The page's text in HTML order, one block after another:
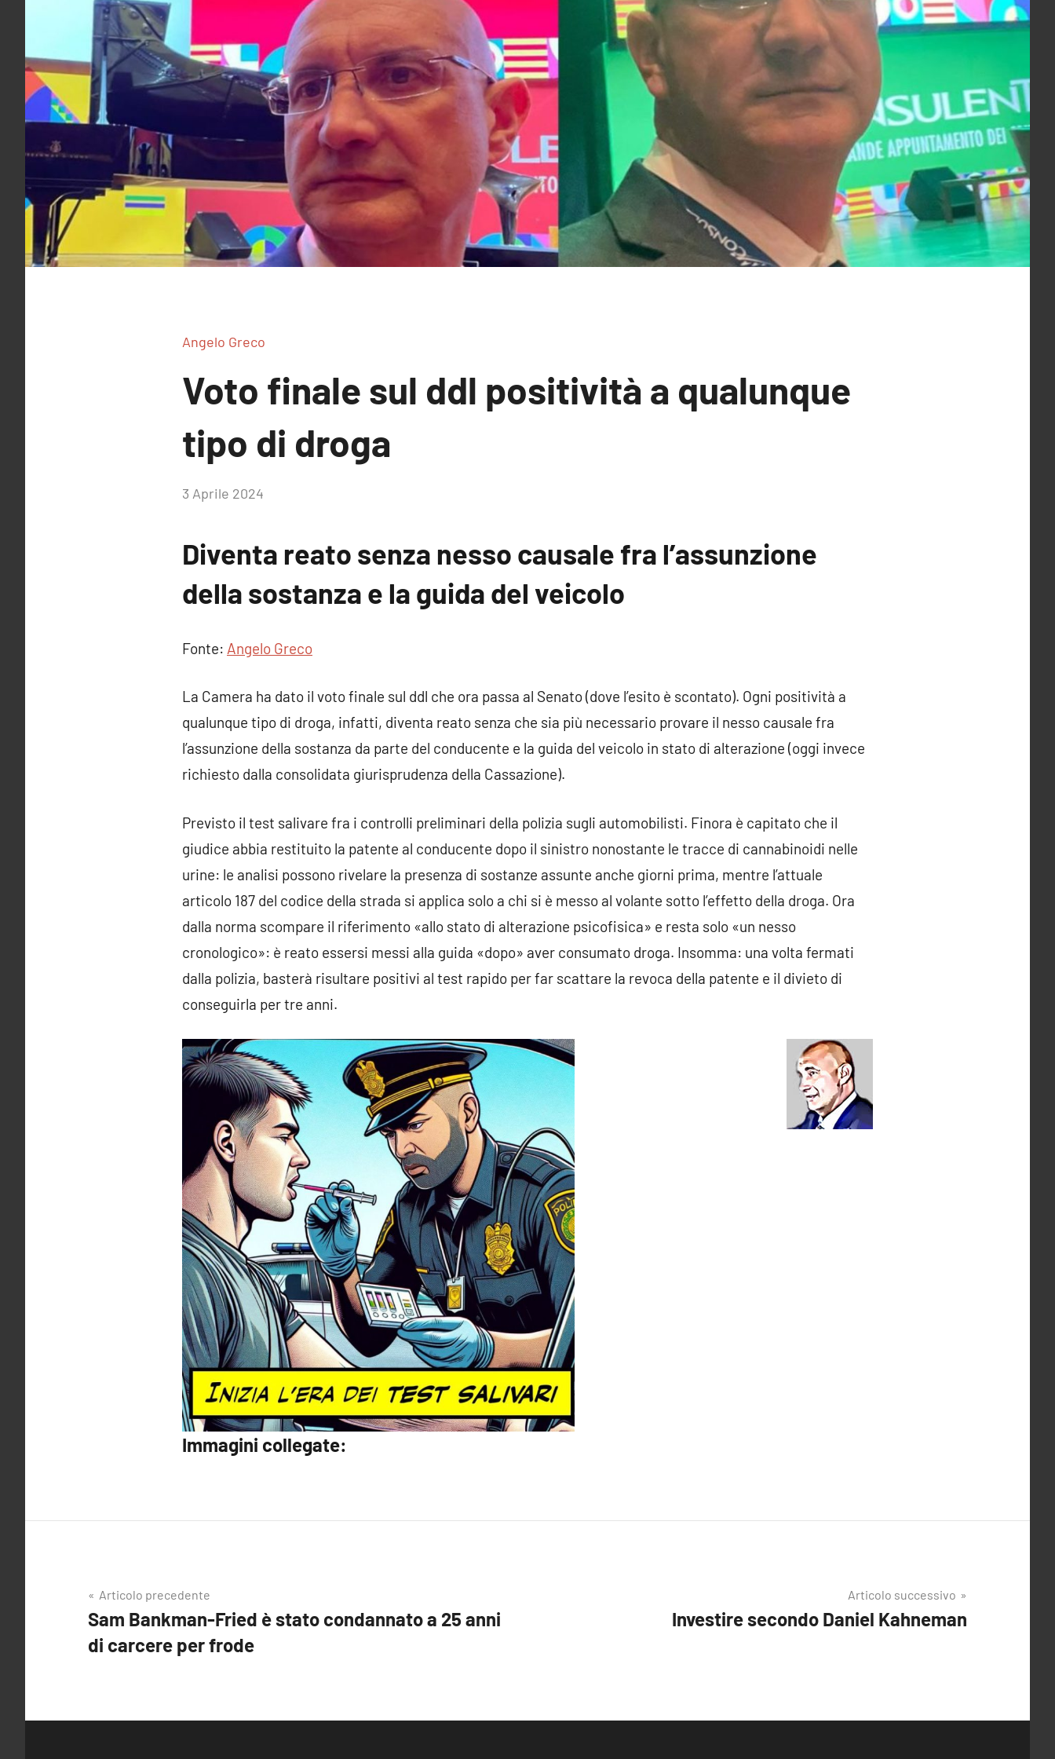
Angelo Greco
Voto finale sul ddl positività a qualunque
tipo di droga
di
3 Aprile 2024
Diventa reato senza nesso causale fra l’assunzione
della sostanza e la guida del veicolo
Fonte: Angelo Greco
La Camera ha dato il voto finale sul ddl che ora passa al Senato (dove l’esito è scontato). Ogni positività a
qualunque tipo di droga, infatti, diventa reato senza che sia più necessario provare il nesso causale fra
l’assunzione della sostanza da parte del conducente e la guida del veicolo in stato di alterazione (oggi invece
richiesto dalla consolidata giurisprudenza della Cassazione).
Previsto il test salivare fra i controlli preliminari della polizia sugli automobilisti. Finora è capitato che il
giudice abbia restituito la patente al conducente dopo il sinistro nonostante le tracce di cannabinoidi nelle
urine: le analisi possono rivelare la presenza di sostanze assunte anche giorni prima, mentre l’attuale
articolo 187 del codice della strada si applica solo a chi si è messo al volante sotto l’effetto della droga. Ora
dalla norma scompare il riferimento «allo stato di alterazione psicofisica» e resta solo «un nesso
cronologico»: è reato essersi messi alla guida «dopo» aver consumato droga. Insomma: una volta fermati
dalla polizia, basterà risultare positivi al test rapido per far scattare la revoca della patente e il divieto di
conseguirla per tre anni.
Immagini collegate:
Navigazione
articoli
Articolo precedente
Sam Bankman-Fried è stato condannato a 25 anni
di carcere per frode
Articolo successivo
Investire secondo Daniel Kahneman